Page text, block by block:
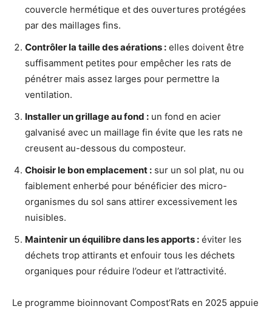
couvercle hermétique et des ouvertures protégées
par des maillages fins.
Contrôler la taille des aérations : elles doivent être
suffisamment petites pour empêcher les rats de
pénétrer mais assez larges pour permettre la
ventilation.
Installer un grillage au fond : un fond en acier
galvanisé avec un maillage fin évite que les rats ne
creusent au-dessous du composteur.
Choisir le bon emplacement : sur un sol plat, nu ou
faiblement enherbé pour bénéficier des micro-
organismes du sol sans attirer excessivement les
nuisibles.
Maintenir un équilibre dans les apports : éviter les
déchets trop attirants et enfouir tous les déchets
organiques pour réduire l’odeur et l’attractivité.
Le programme bioinnovant Compost’Rats en 2025 appuie